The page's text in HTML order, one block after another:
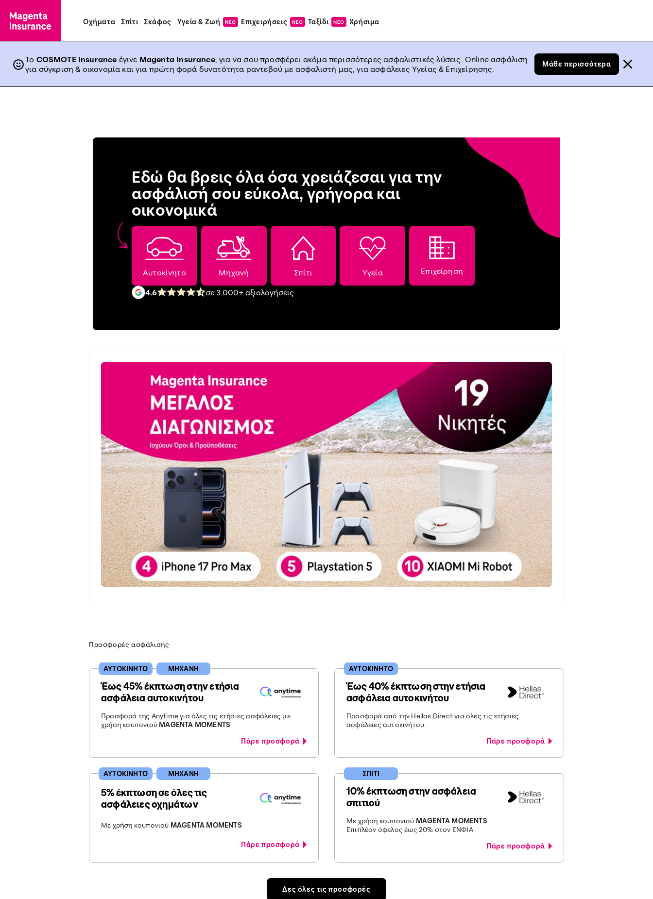
Οχήματα Σπίτι Σκάφος Υγεία & Ζωή ΝΕΟ Επιχειρήσεις ΝΕΟ Ταξίδι ΝΕΟ Χρήσιμα
Το COSMOTE Insurance έγινε Magenta Insurance, για να σου προσφέρει ακόμα περισσότερες ασφαλιστικές λύσεις. Online ασφάλιση
για σύγκριση & οικονομία και για πρώτη φορά δυνατότητα ραντεβού με ασφαλιστή μας, για ασφάλειες Υγείας & Επιχείρησης.
Μάθε περισσότερα
Εδώ θα βρεις όλα όσα χρειάζεσαι για την
ασφάλισή σου εύκολα, γρήγορα και
οικονομικά
Αυτοκίνητο Μηχανή Σπίτι Υγεία Επιχείρηση
4.6 σε 3.000+ αξιολογήσεις
Προσφορές ασφάλισης
Έως 45% έκπτωση στην ετήσια
ασφάλεια αυτοκινήτου
Προσφορά της Anytime για όλες τις ετήσιες ασφάλειες με
χρήση κουπονιού MAGENTA MOMENTS
Πάρε προσφορά
ΑΥΤΟΚΙΝΗΤΟ ΜΗΧΑΝΗ
Έως 40% έκπτωση στην ετήσια
ασφάλεια αυτοκινήτου
Προσφορά από την Hellas Direct για όλες τις ετήσιες
ασφάλειες αυτοκινήτου.
Πάρε προσφορά
ΑΥΤΟΚΙΝΗΤΟ
5% έκπτωση σε όλες τις
ασφάλειες οχημάτων
Με χρήση κουπονιού MAGENTA MOMENTS
Πάρε προσφορά
ΑΥΤΟΚΙΝΗΤΟ ΜΗΧΑΝΗ
10% έκπτωση στην ασφάλεια
σπιτιού
Με χρήση κουπονιού MAGENTA MOMENTS
Επιπλέον όφελος έως 20% στον ΕΝΦΙΑ
Πάρε προσφορά
ΣΠΙΤΙ
Δες όλες τις προσφορές